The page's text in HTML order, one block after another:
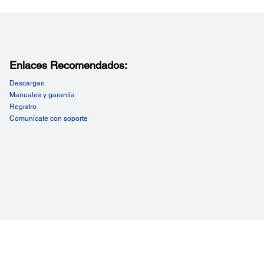
Nominal:
V - 240 V
Enlaces Recomendados:
Descargas
Manuales y garantía
Registro
Comunícate con soporte